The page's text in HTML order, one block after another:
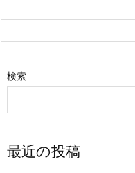
検索
最近の投稿